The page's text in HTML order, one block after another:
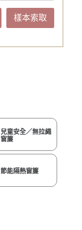
樣本索取
兒童安全／無拉繩
窗簾
節能隔熱窗簾